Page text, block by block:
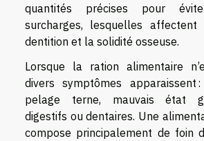
quantités précises pour
surcharges, lesquelles
dentition et la solidité osseuse.
Lorsque la ration alimentaire
divers symptômes
pelage terne, mauvais état
digestifs ou dentaires. Une
compose principalement de foin